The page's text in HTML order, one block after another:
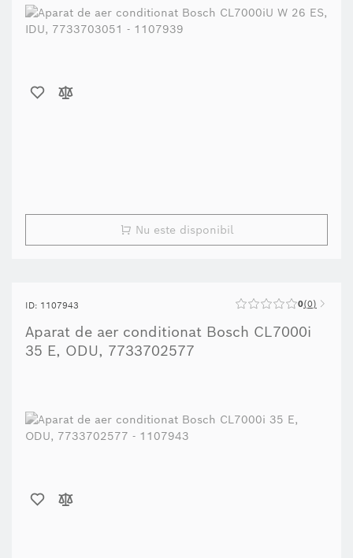
Nu este disponibil
ID: 1107943 0 0
Aparat de aer conditionat Bosch CL7000i
35 E, ODU, 7733702577